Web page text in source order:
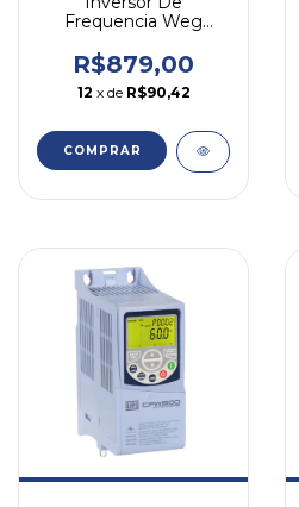
Frequencia Weg
Monofásico
R$879,00
12 x de R$90,42
COMPRAR